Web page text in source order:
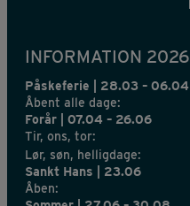
INFORMATION 2026
Påskeferie | 28.03 – 06.04
Åbent alle dage:
Forår | 07.04 – 26.06
Tir, ons, tor:
Lør, søn, helligdage:
Sankt Hans | 23.06
Åben: